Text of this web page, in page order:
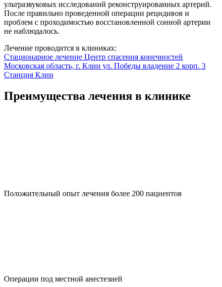
ультразвуковых исследований реконструированных артерий.
После правильно проведенной операции рецидивов и
проблем с проходимостью восстановленной сонной артерии
не наблюдалось.
Лечение проводится в клиниках:
Стационарное лечение Центр спасения конечностей
Московская область, г. Клин ул. Победы владение 2 корп. 3
Станция Клин
Преимущества лечения в клинике
Положительный опыт лечения более 200 пациентов
Операции под местной анестезией